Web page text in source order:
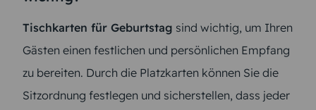
Tischkarten für Geburtstag sind wichtig, um Ihren
Gästen einen festlichen und persönlichen Empfang
zu bereiten. Durch die Platzkarten können Sie die
Sitzordnung festlegen und sicherstellen, dass jeder